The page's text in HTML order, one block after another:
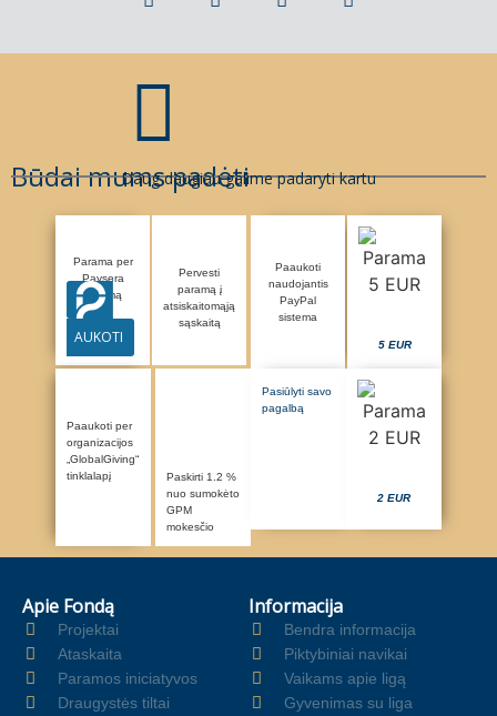
Būdai mums padėti
Daug daugiau galime padaryti kartu
Parama per
Paysera
sistemą
AUKOTI
Pervesti
paramą į
atsiskaitomąją
sąskaitą
Paaukoti
naudojantis
PayPal
sistema
5 EUR
Paaukoti per
organizacijos
„GlobalGiving“
tinklalapį
Paskirti 1.2 %
nuo sumokėto
GPM
mokesčio
Pasiūlyti savo
pagalbą
2 EUR
Apie Fondą
Projektai
Ataskaita
Paramos iniciatyvos
Draugystės tiltai
Informacija
Bendra informacija
Piktybiniai navikai
Vaikams apie ligą
Gyvenimas su liga